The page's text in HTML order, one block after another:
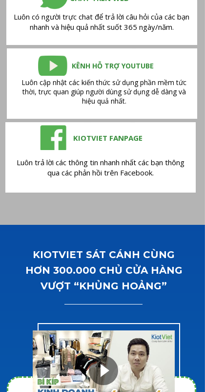
Luôn có người trực chat để trả lời câu hỏi của các bạn
nhanh và hiệu quả nhất suốt 365 ngày/năm.
Luôn cập nhật các kiến thức sử dụng phần mềm tức
thời, trực quan giúp người dùng sử dụng dễ dàng và
hiệu quả nhất.
KÊNH HỖ TRỢ YOUTUBE
KIOTVIET FANPAGE
Luôn trả lời các thông tin nhanh nhất các bạn thông
qua các phản hồi trên Facebook.
KIOTVIET SÁT CÁNH CÙNG
HƠN 300.000 CHỦ CỬA HÀNG
VƯỢT “KHỦNG HOẢNG”